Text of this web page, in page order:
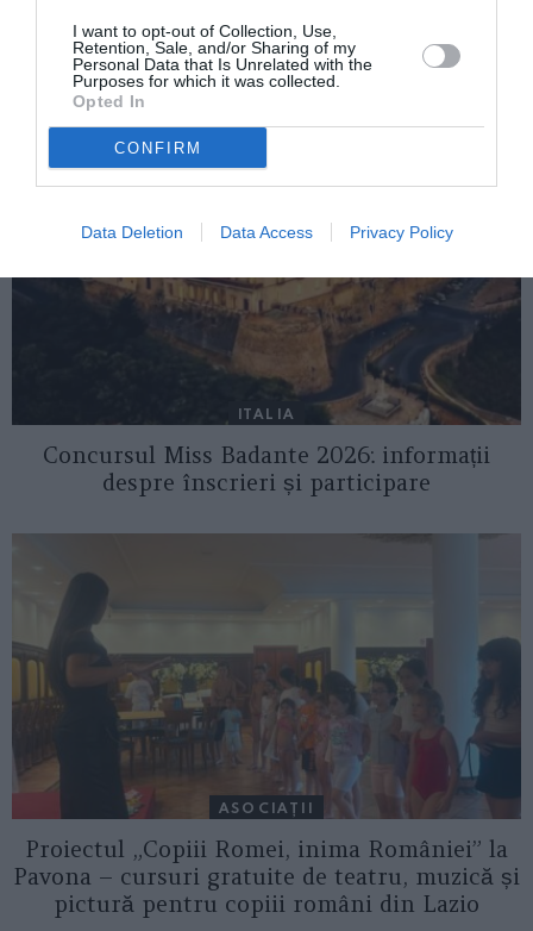
I want to opt-out of Collection, Use,
Retention, Sale, and/or Sharing of my
Personal Data that Is Unrelated with the
Purposes for which it was collected.
Opted In
CONFIRM
Data Deletion Data Access Privacy Policy
AȚI PUTEA DORI DE
ITALIA
Concursul Miss Badante 2026: informații
despre înscrieri și participare
ASOCIAŢII
Proiectul „Copiii Romei, inima României” la
Pavona – cursuri gratuite de teatru, muzică și
pictură pentru copiii români din Lazio